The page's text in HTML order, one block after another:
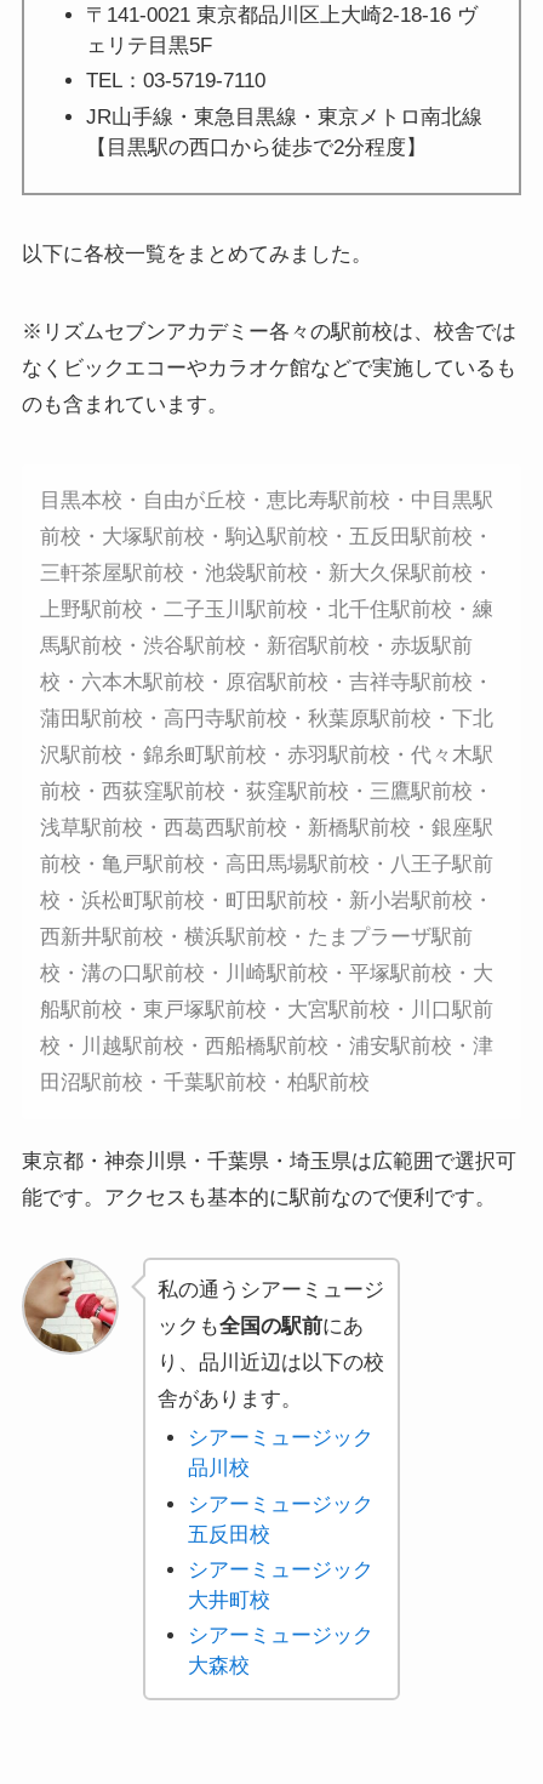
〒141-0021 東京都品川区上大崎2-18-16 ヴ
ェリテ目黒5F
TEL：03-5719-7110
JR山手線・東急目黒線・東京メトロ南北線
【目黒駅の西口から徒歩で2分程度】
以下に各校一覧をまとめてみました。
※リズムセブンアカデミー各々の駅前校は、校舎では
なくビックエコーやカラオケ館などで実施しているも
のも含まれています。
目黒本校・自由が丘校・恵比寿駅前校・中目黒駅
前校・大塚駅前校・駒込駅前校・五反田駅前校・
三軒茶屋駅前校・池袋駅前校・新大久保駅前校・
上野駅前校・二子玉川駅前校・北千住駅前校・練
馬駅前校・渋谷駅前校・新宿駅前校・赤坂駅前
校・六本木駅前校・原宿駅前校・吉祥寺駅前校・
蒲田駅前校・高円寺駅前校・秋葉原駅前校・下北
沢駅前校・錦糸町駅前校・赤羽駅前校・代々木駅
前校・西荻窪駅前校・荻窪駅前校・三鷹駅前校・
浅草駅前校・西葛西駅前校・新橋駅前校・銀座駅
前校・亀戸駅前校・高田馬場駅前校・八王子駅前
校・浜松町駅前校・町田駅前校・新小岩駅前校・
西新井駅前校・横浜駅前校・たまプラーザ駅前
校・溝の口駅前校・川崎駅前校・平塚駅前校・大
船駅前校・東戸塚駅前校・大宮駅前校・川口駅前
校・川越駅前校・西船橋駅前校・浦安駅前校・津
田沼駅前校・千葉駅前校・柏駅前校
東京都・神奈川県・千葉県・埼玉県は広範囲で選択可
能です。アクセスも基本的に駅前なので便利です。
私の通うシアーミュージ
ックも全国の駅前にあ
り、品川近辺は以下の校
舎があります。
シアーミュージック
品川校
シアーミュージック
五反田校
シアーミュージック
大井町校
シアーミュージック
大森校